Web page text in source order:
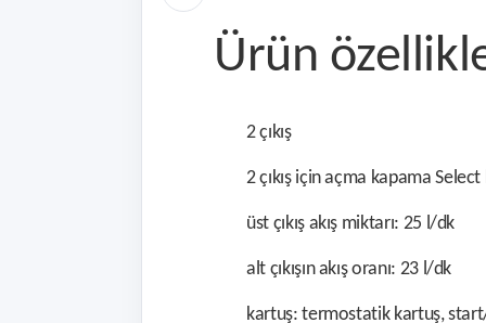
Ürün
2 çıkış
2 çıkış için açma kapama
üst çıkış akış miktarı: 25 l/dk
alt çıkışın akış oranı: 23 l/dk
kartuş: termostatik kartuş,